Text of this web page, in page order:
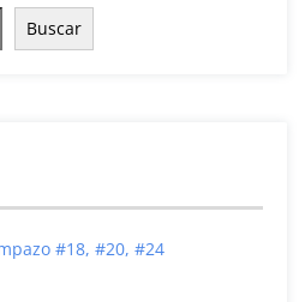
Buscar
#18, #20, #24